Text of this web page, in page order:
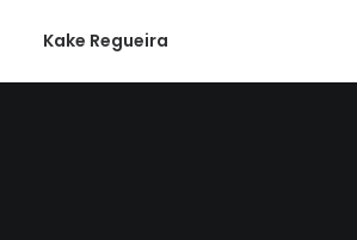
Kake Regueira